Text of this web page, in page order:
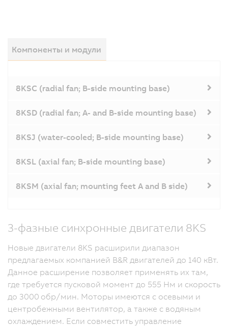
Компоненты и модули
8KSC (radial fan; B-side mounting base)
8KSD (radial fan; A- and B-side mounting base)
8KSJ (water-cooled; B-side mounting base)
8KSL (axial fan; B-side mounting base)
8KSM (axial fan; mounting feet A and B side)
3-фазные синхронные двигатели 8KS
Новые двигатели 8KS расширили диапазон
предлагаемых компанией B&R двигателей до 140 кВт.
Данное расширение позволяет применять их там,
где требуется пусковой момент до 555 Нм и скорость
до 3000 обр/мин. Моторы имеются с осевыми и
центробежными вентилятор, а также с водяным
охлаждением. Если совместить управление